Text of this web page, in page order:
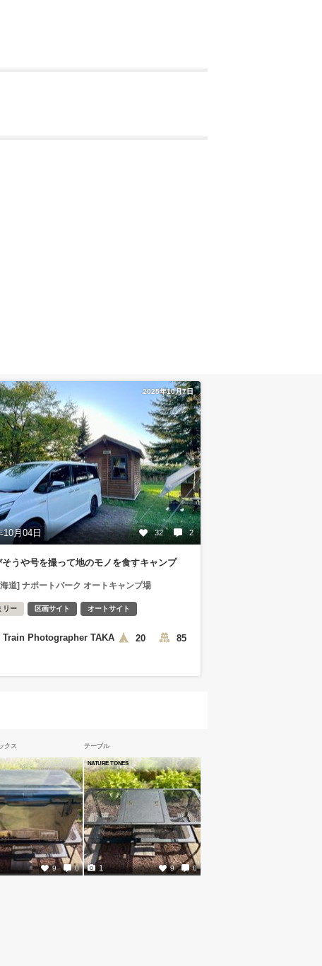
2025年10月7日
10月04日 32 2
そうや号を撮って地のモノを食すキャンプ
道] ナポートパーク オートキャンプ場
リー 区画サイト オートサイト
Train Photographer TAKA 20 85
クス
9 0
テーブル
NATURE TONES
9 0
1